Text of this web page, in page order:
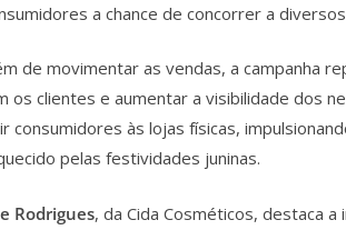
a chance de concorrer a
de movimentar as vendas, a campanha
os clientes e aumentar a visibilidade dos
consumidores às lojas físicas,
pelas festividades juninas.
Rodrigues, da Cida Cosméticos, destaca